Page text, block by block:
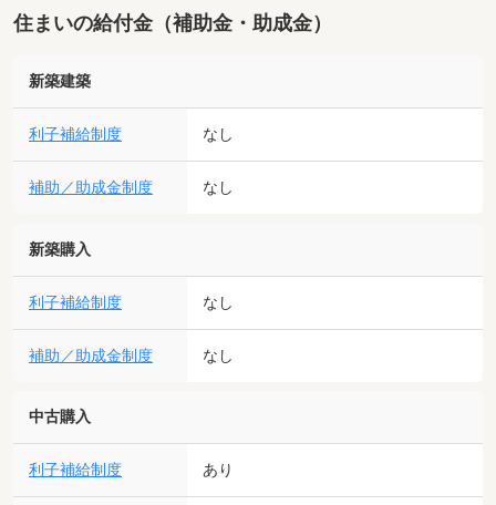
住まいの給付金（補助金・助成金）
新築建築
利子補給制度 なし
補助／助成金制度 なし
新築購入
利子補給制度 なし
補助／助成金制度 なし
中古購入
利子補給制度 あり